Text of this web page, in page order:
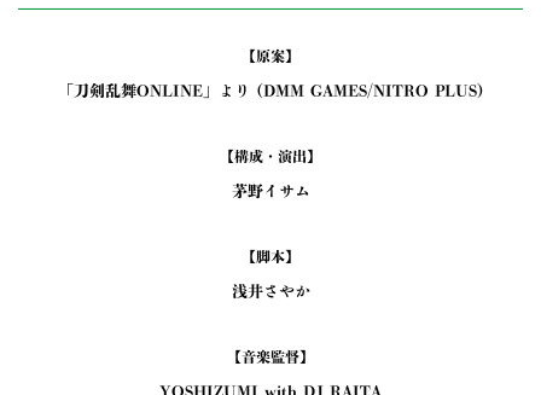
【原案】
「刀剣乱舞ONLINE」より (DMM GAMES/NITRO PLUS)
【構成・演出】
茅野イサム
【脚本】
浅井さやか
【音楽監督】
YOSHIZUMI with DJ RAITA